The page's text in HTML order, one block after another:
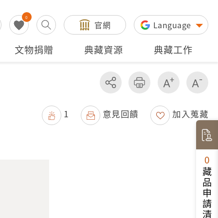
0
官網 Language
文物捐贈 典藏資源 典藏工作
分享 友善列印 增加字級
1 意見回饋 加入蒐藏
0
藏品申請清單